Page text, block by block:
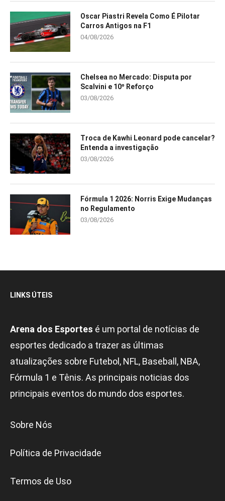
Oscar Piastri Revela Como É Pilotar
Carros Antigos na F1
04/08/2026
Chelsea no Mercado: Disputa por
Scalvini e 10º Reforço
03/08/2026
Troca de Kawhi Leonard pode cancelar?
Entenda a investigação
03/08/2026
Fórmula 1 2026: Norris Exige Mudanças
no Regulamento
03/08/2026
LINKS ÚTEIS
Arena dos Esportes é um portal de notícias de
esportes dedicado a trazer as últimas
atualizações sobre Futebol, NFL, Baseball, NBA,
Fórmula 1 e Tênis. As principais noticias dos
principais eventos do mundo dos esportes.
Sobre Nós
Política de Privacidade
Termos de Uso